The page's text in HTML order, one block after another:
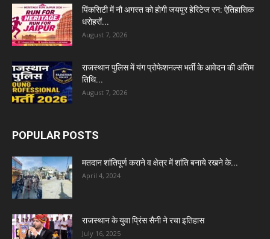
पिंकसिटी में नौ अगस्त को होगी जयपुर हेरिटेज रन: ऐतिहासिक
धरोहरों...
August 7, 2026
राजस्थान पुलिस में यंग प्रोफेशनल्स भर्ती के आवेदन की अंतिम
तिथि...
August 7, 2026
POPULAR POSTS
मतदान शांतिपूर्ण कराने व क्षेत्र में शांति बनाये रखने के...
April 4, 2024
राजस्थान के युवा प्रिंस सैनी ने रचा इतिहास
July 16, 2025